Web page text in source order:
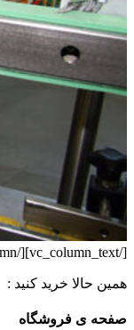
[/vc_column_text][/vc_column][/vc_row][vc_row][vc_column]
همین حالا خرید کنید :
صفحه ی فروشگاه